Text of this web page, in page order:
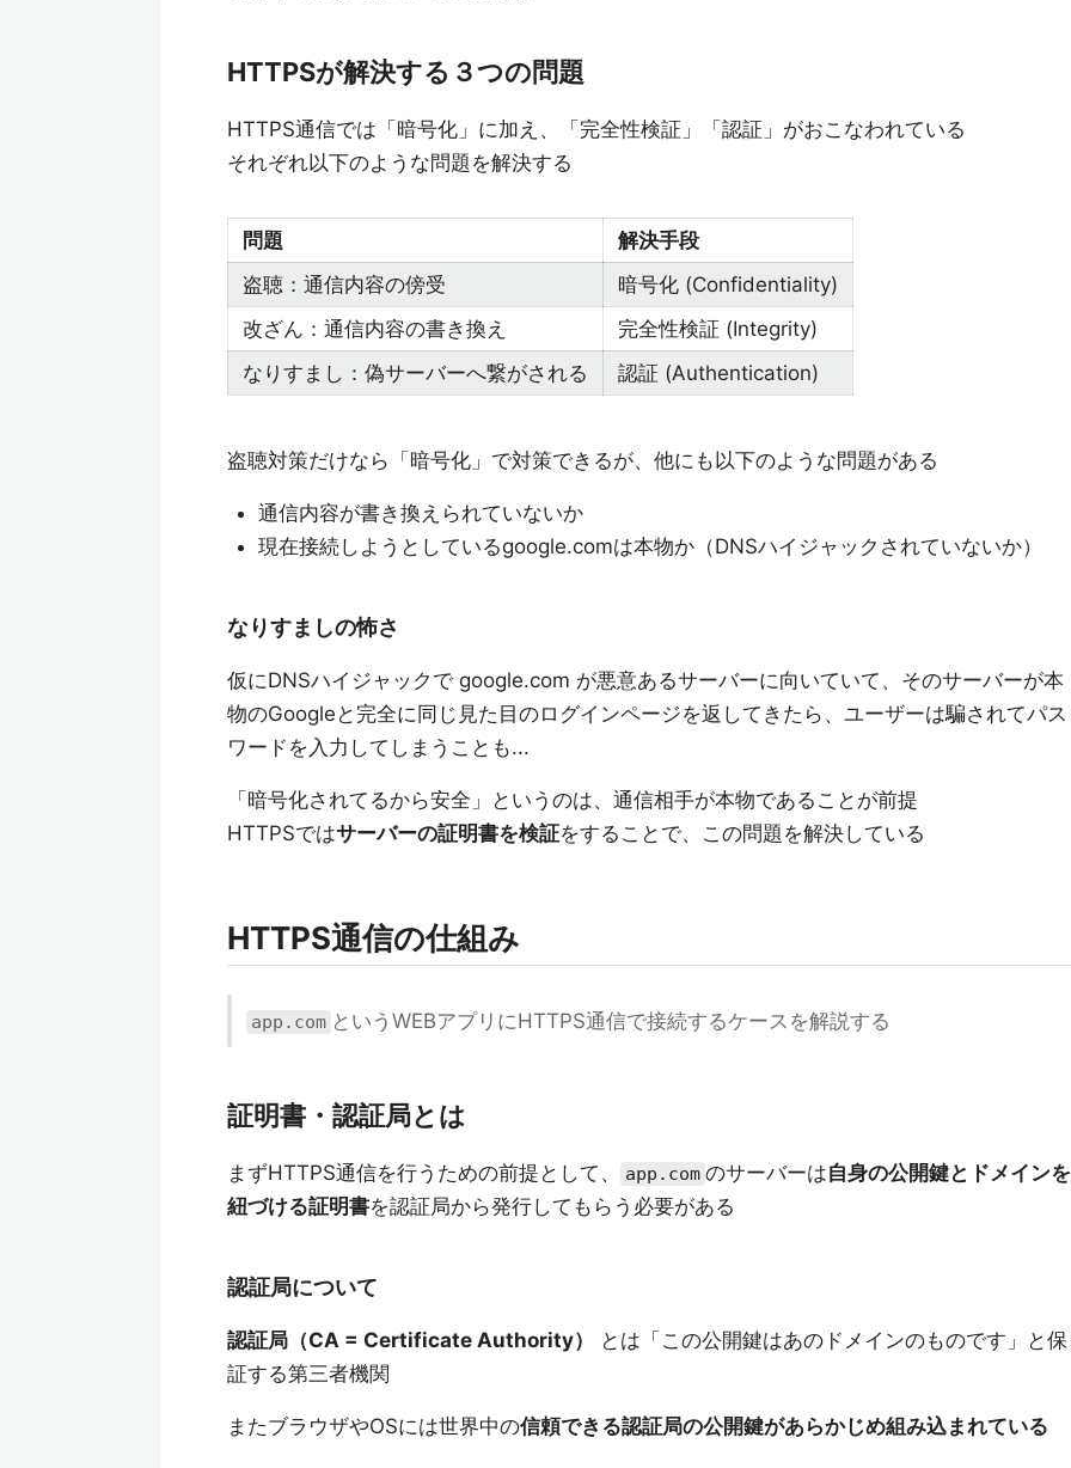
HTTPSが解決する３つの問題
HTTPS通信では「暗号化」に加え、「完全性検証」「認証」がおこなわれている
それぞれ以下のような問題を解決する
問題
解決手段
盗聴：通信内容の傍受
暗号化 (Confidentiality)
改ざん：通信内容の書き換え
完全性検証 (Integrity)
なりすまし：偽サーバーへ繋がされる
認証 (Authentication)
盗聴対策だけなら「暗号化」で対策できるが、他にも以下のような問題がある
通信内容が書き換えられていないか
現在接続しようとしているgoogle.comは本物か（DNSハイジャックされていないか）
なりすましの怖さ
仮にDNSハイジャックで google.com が悪意あるサーバーに向いていて、そのサーバーが本
物のGoogleと完全に同じ見た目のログインページを返してきたら、ユーザーは騙されてパス
ワードを入力してしまうことも...
「暗号化されてるから安全」というのは、通信相手が本物であることが前提
HTTPSではサーバーの証明書を検証をすることで、この問題を解決している
HTTPS通信の仕組み
app.com というWEBアプリにHTTPS通信で接続するケースを解説する
証明書・認証局とは
まずHTTPS通信を行うための前提として、 app.com のサーバーは自身の公開鍵とドメインを
紐づける証明書を認証局から発行してもらう必要がある
認証局について
認証局（CA = Certificate Authority）
とは「この公開鍵はあのドメインのものです」と保
証する第三者機関
またブラウザやOSには世界中の信頼できる認証局の公開鍵があらかじめ組み込まれている